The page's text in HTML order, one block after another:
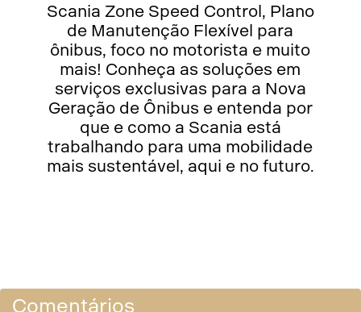
Scania Zone Speed Control, Plano
de Manutenção Flexível para
ônibus, foco no motorista e muito
mais! Conheça as soluções em
serviços exclusivas para a Nova
Geração de Ônibus e entenda por
que e como a Scania está
trabalhando para uma mobilidade
mais sustentável, aqui e no futuro.
Share
Comentários